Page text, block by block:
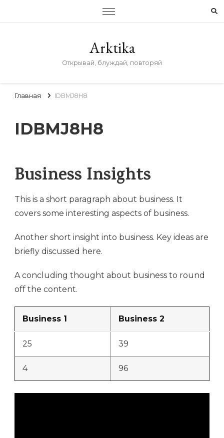
Arktika
Открывай, блуждай, повторяй
Главная IDBMJ8H8
IDBMJ8H8
Business Insights
This is a short paragraph about business. It
covers some interesting aspects of business.
Another short insight into business. Key ideas are
briefly discussed here.
A concluding thought about business to round
off the content.
Business 1 Business 2
25 39
4 96